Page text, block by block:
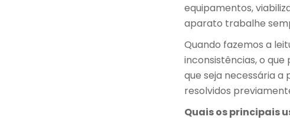
equipamentos,
aparato trabalhe
Quando fazemos a
inconsistências, o
que seja necessária
resolvidos
Quais os principais